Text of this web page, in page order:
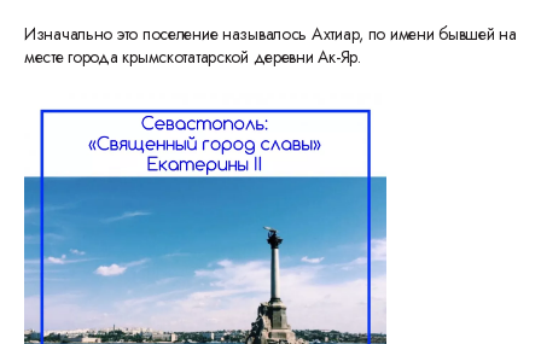
Изначально это поселение называлось Ахтиар, по имени бывшей на
месте города крымскотатарской деревни Ак-Яр.